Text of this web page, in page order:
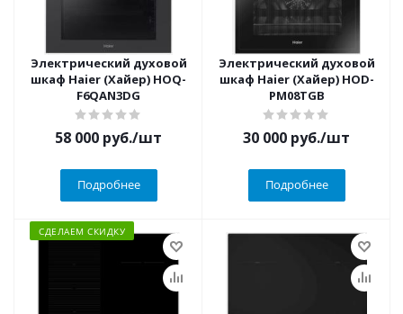
Электрический духовой
шкаф Haier (Хайер) HOQ-
F6QAN3DG
58 000 руб./шт
Подробнее
Электрический духовой
шкаф Haier (Хайер) HOD-
PM08TGB
30 000 руб./шт
Подробнее
СДЕЛАЕМ СКИДКУ